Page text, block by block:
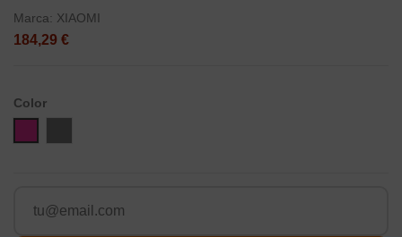
Marca: XIAOMI
184,29 €
Color